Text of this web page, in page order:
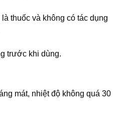
thuốc và không có tác dụng
trước khi dùng.
mát, nhiệt độ không quá 30